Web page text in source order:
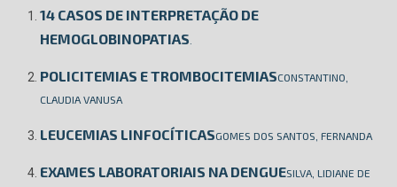
14 CASOS DE INTERPRETAÇÃO DE
HEMOGLOBINOPATIAS
POLICITEMIAS E TROMBOCITEMIASCONSTANTINO,
CLAUDIA VANUSA
LEUCEMIAS LINFOCÍTICASGOMES DOS SANTOS, FERNANDA
EXAMES LABORATORIAIS NA DENGUESILVA, LIDIANE DE